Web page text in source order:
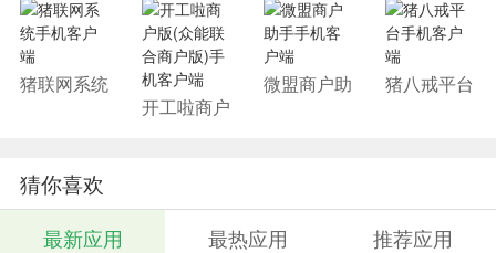
猪联网系统
开工啦商户
微盟商户助
手手机客户
猪八戒平台
手机客户端
猜你喜欢
最新应用 最热应用 推荐应用